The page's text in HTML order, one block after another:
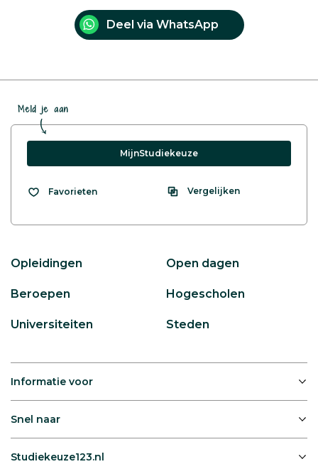
Deel via WhatsApp
Meld je aan
MijnStudiekeuze
Favorieten Vergelijken
Opleidingen Open dagen
Beroepen Hogescholen
Universiteiten Steden
Informatie voor
Snel naar
Studiekeuze123.nl